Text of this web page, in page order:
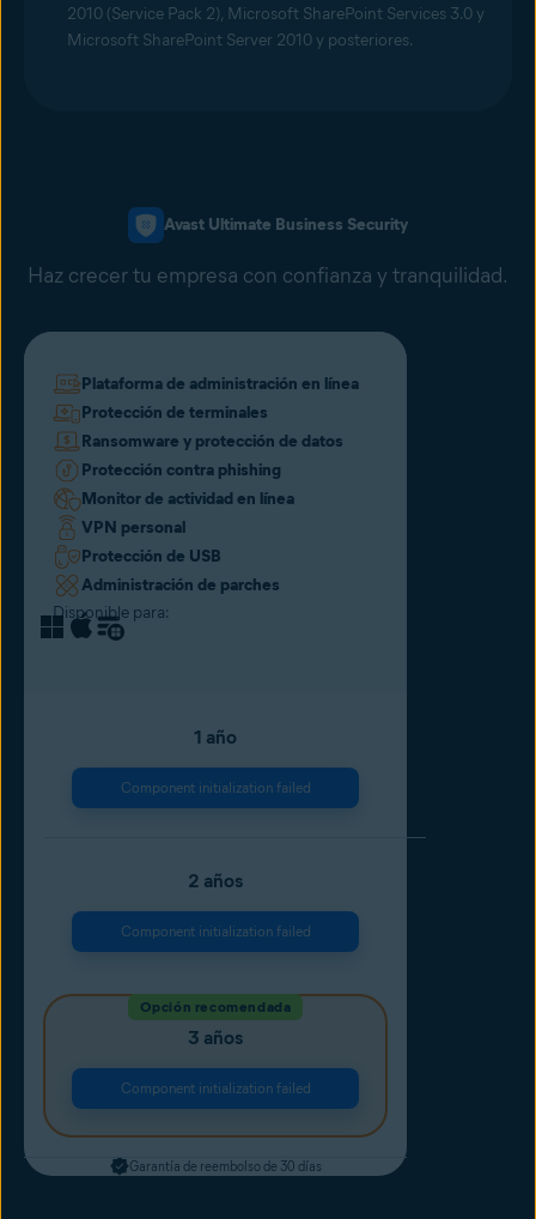
2010 (Service Pack 2), Microsoft SharePoint Services 3.0 y
Microsoft SharePoint Server 2010 y posteriores.
Avast Ultimate Business Security
Haz crecer tu empresa con confianza y tranquilidad.
Plataforma de administración en línea
Protección de terminales
Ransomware y protección de datos
Protección contra phishing
Monitor de actividad en línea
VPN personal
Protección de USB
Administración de parches
Disponible para:
1 año
Component initialization failed
2 años
Component initialization failed
Opción recomendada
3 años
Component initialization failed
Garantía de reembolso de 30 días